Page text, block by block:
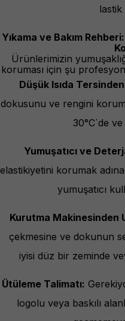
lastik
Yıkama ve Bakım
Ürünlerimizin
koruması için şu
Düşük Isıda
dokusunu ve rengini
30°C`de
Yumuşatıcı ve
elastikiyetini korumak
yumuşatıcı
Kurutma Makinesinden
çekmesine ve dokunun
iyisi düz bir zeminde
Ütüleme Talimatı:
logolu veya baskılı